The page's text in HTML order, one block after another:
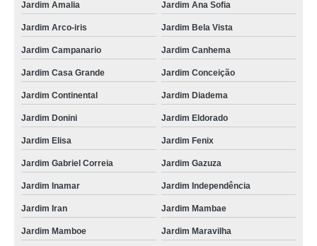
Jardim Amalia Jardim Ana Sofia
Jardim Arco-iris Jardim Bela Vista
Jardim Campanario Jardim Canhema
Jardim Casa Grande Jardim Conceição
Jardim Continental Jardim Diadema
Jardim Donini Jardim Eldorado
Jardim Elisa Jardim Fenix
Jardim Gabriel Correia Jardim Gazuza
Jardim Inamar Jardim Independência
Jardim Iran Jardim Mambae
Jardim Mamboe Jardim Maravilha